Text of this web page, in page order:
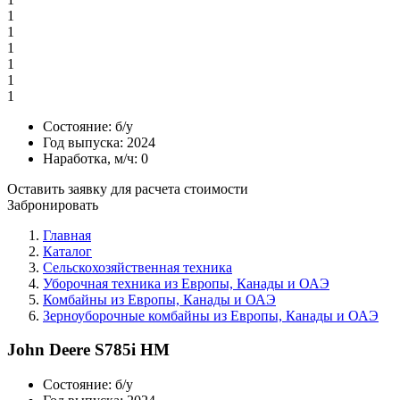
1
1
1
1
1
1
Состояние: б/у
Год выпуска: 2024
Наработка, м/ч: 0
Оставить заявку для расчета стоимости
Забронировать
Главная
Каталог
Сельскохозяйственная техника
Уборочная техника из Европы, Канады и ОАЭ
Комбайны из Европы, Канады и ОАЭ
Зерноуборочные комбайны из Европы, Канады и ОАЭ
John Deere S785i HM
Состояние: б/у